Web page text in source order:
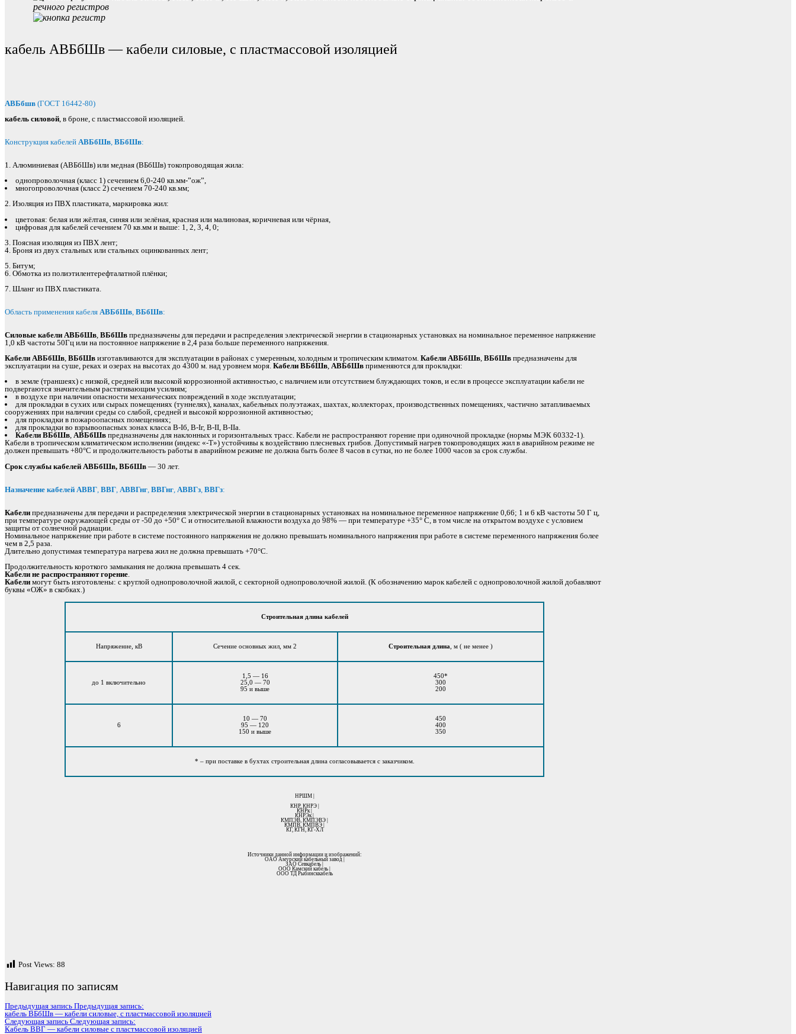
речного регистров
кабель АВБбШв — кабели силовые, с пластмассовой изоляцией
АВБбшв (ГОСТ 16442-80)
кабель силовой , в броне, с пластмассовой изоляцией.
Конструкция кабелей АВБбШв, ВБбШв:
1. Алюминиевая (АВБбШв) или медная (ВБбШв) токопроводящая жила:
однопроволочная (класс 1) сечением 6,0-240 кв.мм-”ож”,
многопроволочная (класс 2) сечением 70-240 кв.мм;
2. Изоляция из ПВХ пластиката, маркировка жил:
цветовая: белая или жёлтая, синяя или зелёная, красная или малиновая, коричневая или чёрная,
цифровая для кабелей сечением 70 кв.мм и выше: 1, 2, 3, 4, 0;
3. Поясная изоляция из ПВХ лент;
4. Броня из двух стальных или стальных оцинкованных лент;
5. Битум;
6. Обмотка из полиэтилентерефталатной плёнки;
7. Шланг из ПВХ пластиката.
Область применения кабеля АВБбШв ВБбШв:
Силовые кабели АВБбШв ВБбШв предназначены для передачи и распределения электрической энергии в стационарных установках на номинальное переменное напряжение
1,0 кВ частоты 50Гц или на постоянное напряжение в 2,4 раза больше переменного напряжения.
Кабели АВБбШв, ВБбШв изготавливаются для эксплуатации в районах с умеренным, холодным и тропическим климатом. Кабели АВБбШв, ВБбШв предназначены для
эксплуатации на суше, реках и озерах на высотах до 4300 м. над уровнем моря. Кабели ВБбШв, АВБбШв применяются для прокладки:
в земле (траншеях) с низкой, средней или высокой коррозионной активностью, с наличием или отсутствием блуждающих токов, и если в процессе эксплуатации кабели не
подвергаются значительным растягивающим усилиям;
в воздухе при наличии опасности механических повреждений в ходе эксплуатации;
для прокладки в сухих или сырых помещениях (туннелях), каналах, кабельных полуэтажах, шахтах, коллекторах, производственных помещениях, частично затапливаемых
сооружениях при наличии среды со слабой, средней и высокой коррозионной активностью;
для прокладки в пожароопасных помещениях;
для прокладки во взрывоопасных зонах класса B-Iб, B-Iг, В-II, В-IIа.
Кабели ВБбШв,АВБбШв предназначены для наклонных и горизонтальных трасс. Кабели не распространяют горение при одиночной прокладке (нормы МЭК 60332-1).
Кабели в тропическом климатическом исполнении (индекс «-Т») устойчивы к воздействию плесневых грибов. Допустимый нагрев токопроводящих жил в аварийном режиме не
должен превышать +80°С и продолжительность работы в аварийном режиме не должна быть более 8 часов в сутки, но не более 1000 часов за срок службы.
Срок службы кабелей АВБбШв, ВБбШв — 30 лет.
Назначение кабелей АВВГ, ВВГ, АВВГнг, ВВГнг, АВВГз, ВВГз:
Кабели предназначены для передачи и распределения электрической энергии в стационарных установках на номинальное переменное напряжение 0,66; 1 и 6 кВ частоты 50 Г ц,
при температуре окружающей среды от -50 до +50° С и относительной влажности воздуха до 98% — при температуре +35° С, в том числе на открытом воздухе с условием
защиты от солнечной радиации.
Номинальное напряжение при работе в системе постоянного напряжения не должно превышать номинального напряжения при работе в системе переменного напряжения более
чем в 2,5 раза.
Длительно допустимая температура нагрева жил не должна превышать +70°С.
Продолжительность короткого замыкания не должна превышать 4 сек.
Кабели не распространяют горение.
Кабели могут быть изготовлены: с круглой однопроволочной жилой, с секторной однопроволочной жилой. (К обозначению марок кабелей с однопроволочной жилой добавляют
буквы «ОЖ» в скобках.)
Строительная длина кабелей
Напряжение, кВ Сечение основных жил, мм 2 Строительная длина , м ( не менее )
до 1 включительно
1,5 — 16
25,0 — 70
95 и выше
450*
300
200
6
10 — 70
95 — 120
150 и выше
450
400
350
* – при поставке в бухтах строительная длина согласовывается с заказчиком.
НРШМ |
КНР, КНРЭ |
КНРк |
КНРЭк |
КМПЭВ, КМПЭВЭ |
КМПВ, КМПВЭ |
КГ, КГН, КГ-ХЛ
Источники данной информации и изображений:
ОАО Амурский кабельный завод |
ЗАО Севкабель |
ООО Камский кабель |
ООО ТД Рыбинсккабель
Post Views: 88
Навигация по записям
Предыдущая запись Предыдущая запись:
кабель ВБбШв — кабели силовые, с пластмассовой изоляцией
Следующая запись Следующая запись:
Кабель ВВГ — кабели силовые с пластмассовой изоляцией